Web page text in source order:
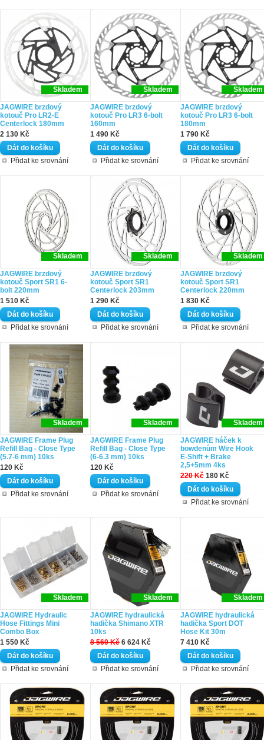
Skladem
JAGWIRE brzdový
kotouč Pro LR2-E
Centerlock 180mm
2 130 Kč
Přidat ke srovnání
Skladem
JAGWIRE brzdový
kotouč Pro LR3 6-bolt
160mm
1 490 Kč
Přidat ke srovnání
Skladem
JAGWIRE brzdový
kotouč Pro LR3 6-bolt
180mm
1 790 Kč
Přidat ke srovnání
Skladem
JAGWIRE brzdový
kotouč Sport SR1 6-
bolt 220mm
1 510 Kč
Přidat ke srovnání
Skladem
JAGWIRE brzdový
kotouč Sport SR1
Centerlock 203mm
1 290 Kč
Přidat ke srovnání
Skladem
JAGWIRE brzdový
kotouč Sport SR1
Centerlock 220mm
1 830 Kč
Přidat ke srovnání
Skladem
JAGWIRE Frame Plug
Refill Bag - Close Type
(5.7-6 mm) 10ks
120 Kč
Přidat ke srovnání
Skladem
JAGWIRE Frame Plug
Refill Bag - Close Type
(6-6.3 mm) 10ks
120 Kč
Přidat ke srovnání
Skladem
JAGWIRE háček k
bowdenům Wire Hook
E-Shift + Brake
2,5+5mm 4ks
220 Kč 180 Kč
Přidat ke srovnání
Skladem
JAGWIRE Hydraulic
Hose Fittings Mini
Combo Box
1 550 Kč
Přidat ke srovnání
Skladem
JAGWIRE hydraulická
hadička Shimano XTR
10ks
8 560 Kč 6 624 Kč
Přidat ke srovnání
Skladem
JAGWIRE hydraulická
hadička Sport DOT
Hose Kit 30m
7 410 Kč
Přidat ke srovnání